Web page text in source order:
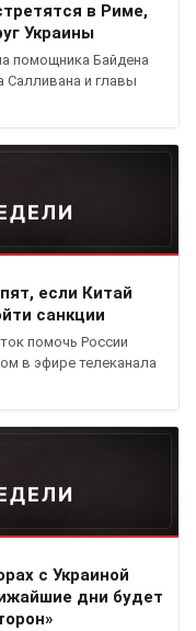
в Риме,
Украины
помощника Байдена
Салливана и главы
если Китай
санкции
помочь России
в эфире телеканала
с Украиной
дни будет